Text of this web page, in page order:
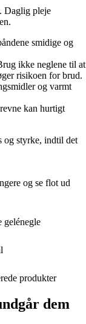
Daglig pleje
smidige og
ikke neglene til at
risikoen for brud.
og varmt
kan hurtigt
og styrke, indtil det
og se flot ud
gelénegle
produkter
dem